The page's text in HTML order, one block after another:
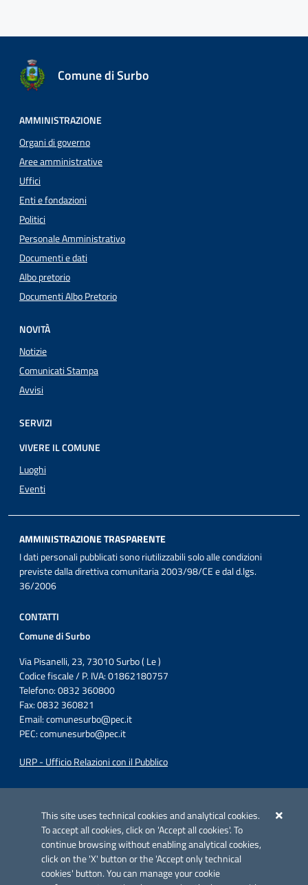
This site uses technical cookies and analytical cookies.
To accept all cookies, click on 'Accept all cookies'. To
continue browsing without enabling analytical cookies,
click on the 'X' button or the 'Accept only technical
cookies' button. You can manage your cookie
Comune di Surbo
AMMINISTRAZIONE
Organi di governo
Aree amministrative
Uffici
Enti e fondazioni
Politici
Personale Amministrativo
Documenti e dati
Albo pretorio
Documenti Albo Pretorio
NOVITÀ
Notizie
Comunicati Stampa
Avvisi
SERVIZI
VIVERE IL COMUNE
Luoghi
Eventi
AMMINISTRAZIONE TRASPARENTE
I dati personali pubblicati sono riutilizzabili solo alle condizioni
previste dalla direttiva comunitaria 2003/98/CE e dal d.lgs.
36/2006
CONTATTI
Comune di Surbo
Via Pisanelli, 23, 73010 Surbo ( Le )
Codice fiscale / P. IVA: 01862180757
Telefono: 0832 360800
Fax: 0832 360821
Email:comunesurbo@pec.it
PEC:comunesurbo@pec.it
URP - Ufficio Relazioni con il Pubblico
Azione 2.3.